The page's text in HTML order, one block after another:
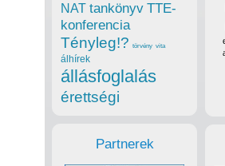
NAT tankönyv TTE-
konferencia
Tényleg!? törvény vita
álhírek
állásfoglalás
érettségi
Partnerek